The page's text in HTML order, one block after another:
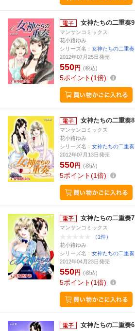
女神たちの二重奏9
マンサンコミックス
花小路ゆみ
シリーズ名： 女神たちの二重奏
2012年07月25日発売
550円 (税込)
5ポイント 1倍
女神たちの二重奏8
マンサンコミックス
花小路ゆみ
シリーズ名： 女神たちの二重奏
2012年07月13日発売
550円 (税込)
5ポイント 1倍
女神たちの二重奏7
マンサンコミックス
（1件）
花小路ゆみ
シリーズ名： 女神たちの二重奏
2012年04月23日発売
550円 (税込)
5ポイント 1倍
女神たちの二重奏6